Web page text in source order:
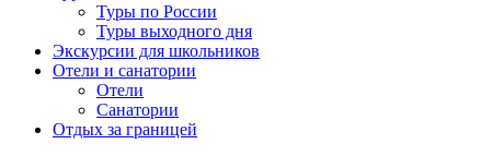
Туры по России
Туры выходного дня
Экскурсии для школьников
Отели и санатории
Отели
Санатории
Отдых за границей